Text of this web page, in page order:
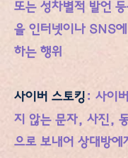
또는 성차별적 발언
을 인터넷이나 SNS
하는 행위
사이버 스토킹 : 사이
지 않는 문자, 사진,
으로 보내어 상대방에